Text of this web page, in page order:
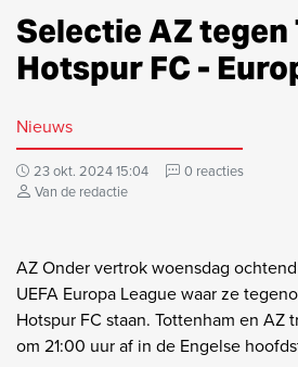
Selectie AZ
Hotspur FC -
Nieuws
23 okt. 2024 15:04
0 reacties
Van de redactie
AZ Onder vertrok woensdag
UEFA Europa League waar ze
Hotspur FC staan. Tottenham en AZ
om 21:00 uur af in de Engelse